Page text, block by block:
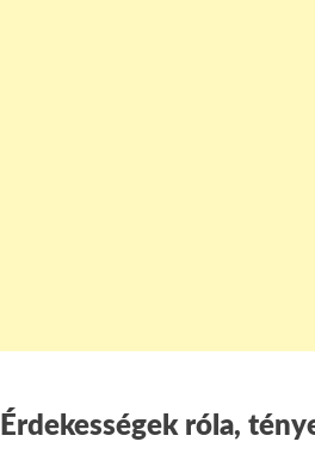
Érdekességek róla,